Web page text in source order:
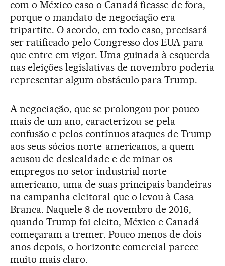
com o México caso o Canadá ficasse de fora,
porque o mandato de negociação era
tripartite. O acordo, em todo caso, precisará
ser ratificado pelo Congresso dos EUA para
que entre em vigor. Uma guinada à esquerda
nas eleições legislativas de novembro poderia
representar algum obstáculo para Trump.
A negociação, que se prolongou por pouco
mais de um ano, caracterizou-se pela
confusão e pelos contínuos ataques de Trump
aos seus sócios norte-americanos, a quem
acusou de deslealdade e de minar os
empregos no setor industrial norte-
americano, uma de suas principais bandeiras
na campanha eleitoral que o levou à Casa
Branca. Naquele 8 de novembro de 2016,
quando Trump foi eleito, México e Canadá
começaram a tremer. Pouco menos de dois
anos depois, o horizonte comercial parece
muito mais claro.